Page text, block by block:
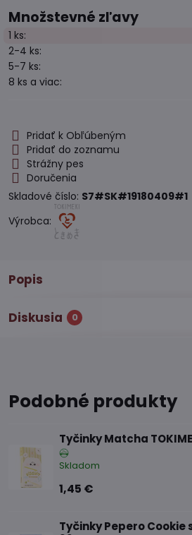
Množstevné zľavy
1 ks:
2-4 ks:
5-7 ks:
8 ks a viac:
Pridať k Obľúbeným
Pridať do zoznamu
Strážny pes
Doručenia
Skladové číslo: S7#SK#19180409#1
Výrobca:
Popis
Diskusia 0
Podobné produkty
Tyčinky Matcha
Skladom
1,45 €
Tyčinky Pepero